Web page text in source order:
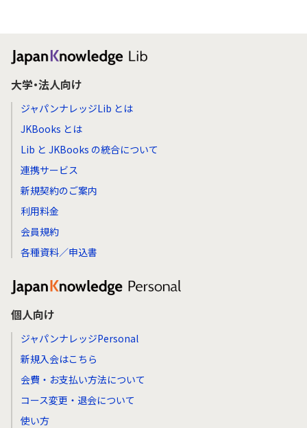
大学・法人向け
ジャパンナレッジLib とは
JKBooks とは
Lib と JKBooks の統合について
連携サービス
新規契約のご案内
利用料金
会員規約
各種資料／申込書
個人向け
ジャパンナレッジPersonal
新規入会はこちら
会費・お支払い方法について
コース変更・退会について
使い方